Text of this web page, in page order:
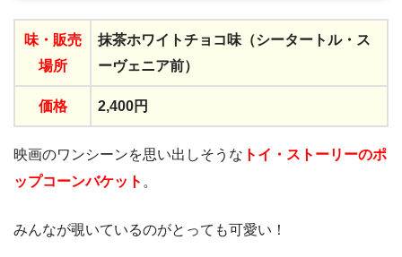
味・ 販売
場所
抹茶ホワイトチョコ味（シータートル・ス
ーヴェニア前）
価格 2,400円
映画のワンシーンを思い出しそうな トイ・ストーリーのポ
ップコーンバケット 。
みんなが覗いているのがとっても可愛い！